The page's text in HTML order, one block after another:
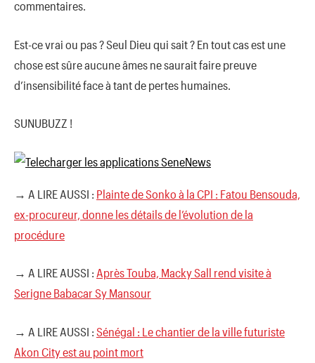
commentaires.
Est-ce vrai ou pas ? Seul Dieu qui sait ? En tout cas est une
chose est sûre aucune âmes ne saurait faire preuve
d’insensibilité face à tant de pertes humaines.
SUNUBUZZ !
→ A LIRE AUSSI : Plainte de Sonko à la CPI : Fatou Bensouda,
ex-procureur, donne les détails de l’évolution de la
procédure
→ A LIRE AUSSI : Après Touba, Macky Sall rend visite à
Serigne Babacar Sy Mansour
→ A LIRE AUSSI : Sénégal : Le chantier de la ville futuriste
Akon City est au point mort